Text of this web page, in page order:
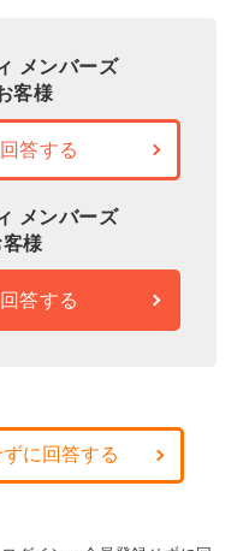
メンバーズ
客様
答する
メンバーズ
様
答する
に回答する